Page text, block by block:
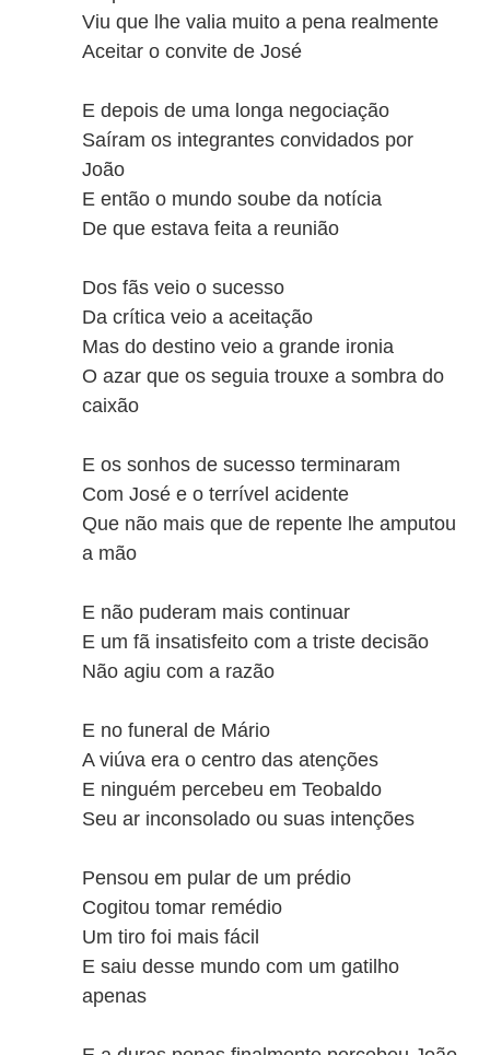
Viu que lhe valia muito a pena realmente
Aceitar o convite de José
E depois de uma longa negociação
Saíram os integrantes convidados por
João
E então o mundo soube da notícia
De que estava feita a reunião
Dos fãs veio o sucesso
Da crítica veio a aceitação
Mas do destino veio a grande ironia
O azar que os seguia trouxe a sombra do
caixão
E os sonhos de sucesso terminaram
Com José e o terrível acidente
Que não mais que de repente lhe amputou
a mão
E não puderam mais continuar
E um fã insatisfeito com a triste decisão
Não agiu com a razão
E no funeral de Mário
A viúva era o centro das atenções
E ninguém percebeu em Teobaldo
Seu ar inconsolado ou suas intenções
Pensou em pular de um prédio
Cogitou tomar remédio
Um tiro foi mais fácil
E saiu desse mundo com um gatilho
apenas